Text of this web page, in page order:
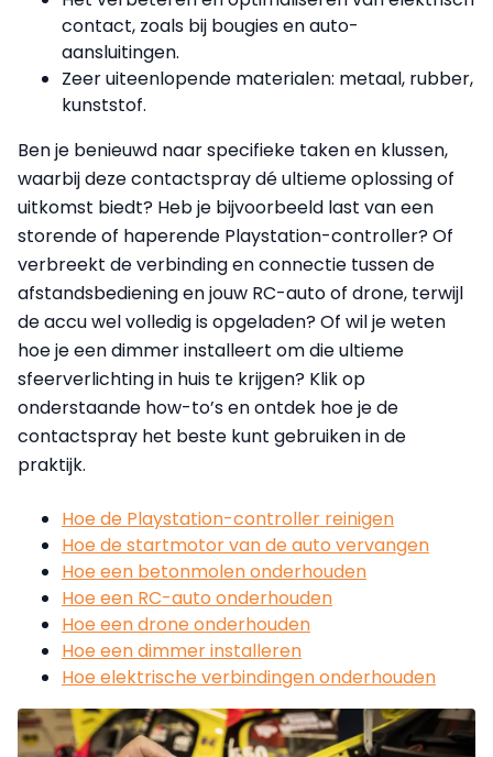
contact, zoals bij bougies en auto-
aansluitingen.
Zeer uiteenlopende materialen: metaal, rubber,
kunststof.
Ben je benieuwd naar specifieke taken en klussen,
waarbij deze contactspray dé ultieme oplossing of
uitkomst biedt? Heb je bijvoorbeeld last van een
storende of haperende Playstation-controller? Of
verbreekt de verbinding en connectie tussen de
afstandsbediening en jouw RC-auto of drone, terwijl
de accu wel volledig is opgeladen? Of wil je weten
hoe je een dimmer installeert om die ultieme
sfeerverlichting in huis te krijgen? Klik op
onderstaande how-to’s en ontdek hoe je de
contactspray het beste kunt gebruiken in de
praktijk.
Hoe de Playstation-controller reinigen
Hoe de startmotor van de auto vervangen
Hoe een betonmolen onderhouden
Hoe een RC-auto onderhouden
Hoe een drone onderhouden
Hoe een dimmer installeren
Hoe elektrische verbindingen onderhouden